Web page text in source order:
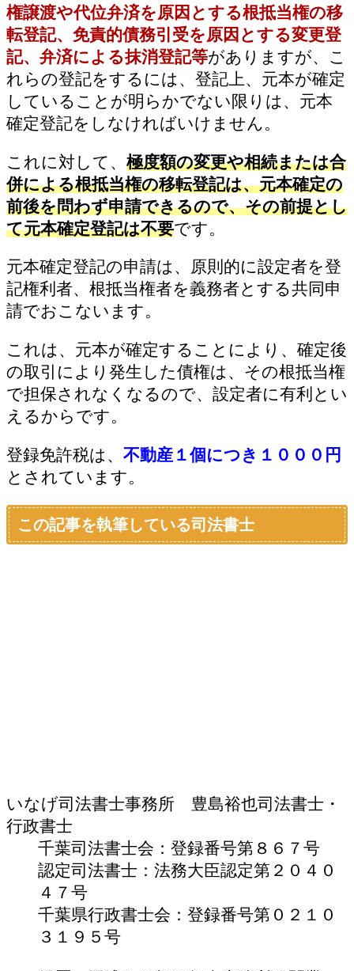
権譲渡や代位弁済を原因とする根抵当権の移
転登記、免責的債務引受を原因とする変更登
記、弁済による抹消登記等がありますが、こ
れらの登記をするには、登記上、元本が確定
していることが明らかでない限りは、元本
確定登記をしなければいけません。
これに対して、 極度額の変更や相続または合
併による根抵当権の移転登記は、元本確定の
前後を問わず申請できるので、その前提とし
て元本確定登記は不要です。
元本確定登記の申請は、原則的に設定者を登
記権利者、根抵当権者を義務者とする共同申
請でおこないます。
これは、元本が確定することにより、確定後
の取引により発生した債権は、その根抵当権
で担保されなくなるので、設定者に有利とい
えるからです。
登録免許税は、 不動産１個につき１０００円
とされています。
この記事を執筆している司法書士
いなげ司法書士事務所 豊島裕也司法書士・
行政書士
千葉司法書士会：登録番号第８６７号
認定司法書士：法務大臣認定第２０４０
４７号
千葉県行政書士会：登録番号第０２１０
３１９５号